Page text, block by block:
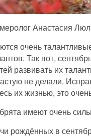
Анастасия
очень
Так вот,
развивать их
не делали.
их жизнью, это
имеют очень
рождённых в